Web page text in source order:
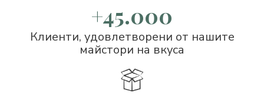
+45.000
Клиенти, удовлетворени от нашите
майстори на вкуса